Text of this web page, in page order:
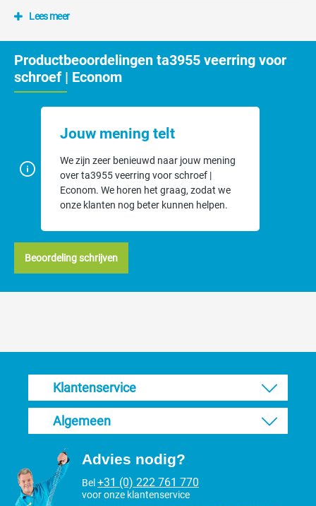
Nummer 6 op tekening
Lees meer
Productbeoordelingen ta3955 veerring voor
schroef | Econom
Jouw mening telt
We zijn zeer benieuwd naar jouw mening
over ta3955 veerring voor schroef |
Econom. We horen het graag, zodat we
onze klanten nog beter kunnen helpen.
Beoordeling schrijven
Klantenservice
Algemeen
Advies nodig?
Bel +31 (0) 222 761 770
voor onze klantenservice